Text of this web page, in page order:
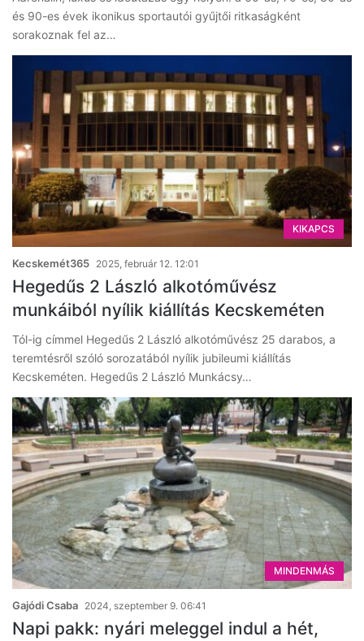
és 90-es évek ikonikus sportautói gyűjtői ritkaságként
sorakoznak fel az…
KIKAPCS
Kecskemét365 2025, február 12. 12:01
Hegedűs 2 László alkotóművész
munkáiból nyílik kiállítás Kecskeméten
Tól-ig címmel Hegedűs 2 László alkotóművész 25 darabos, a
teremtésről szóló sorozatából nyílik jubileumi kiállítás
Kecskeméten. Hegedűs 2 László Munkácsy…
MINDENMÁS
Gajódi Csaba 2024, szeptember 9. 06:41
Napi pakk: nyári meleggel indul a hét,